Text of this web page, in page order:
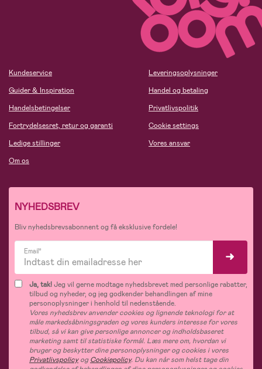
Kundeservice
Guider & Inspiration
Handelsbetingelser
Fortrydelsesret, retur og garanti
Ledige stillinger
Om os
Leveringsoplysninger
Handel og betaling
Privatlivspolitik
Cookie settings
Vores ansvar
NYHEDSBREV
Bliv nyhedsbrevsabonnent og få eksklusive fordele!
Email*
Ja, tak!Jeg vil gerne modtage nyhedsbrevet med personlige rabatter,
tilbud og nyheder, og jeg godkender behandlingen af mine
personoplysninger i henhold til nedenstående.
Vores nyhedsbrev anvender cookies og lignende teknologi for at
måle markedsåbningsgraden og vores kunders interesse for vores
tilbud, så vi kan give personlige annoncer og indholdsbaseret
marketing samt til statistiske formål. Læs mere om, hvordan vi
bruger og beskytter dine personoplysninger og cookies i vores
PrivatlivspolicyogCookiepolicy. Du kan når som helst tage din